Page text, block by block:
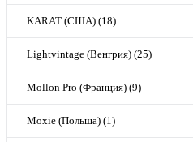
KARAT (США) (18)
Lightvintage (Венгрия) (25)
Mollon Pro (Франция) (9)
Moxie (Польша) (1)